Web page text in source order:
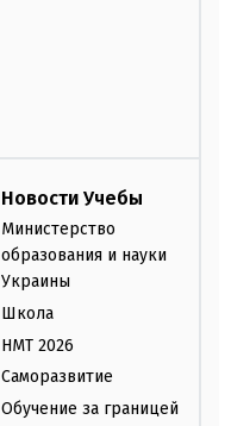
Новости Учебы
Министерство
образования и науки
Украины
Школа
НМТ 2026
Саморазвитие
Обучение за границей